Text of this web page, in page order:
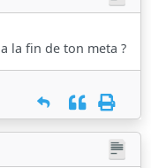
la fin de ton meta ?